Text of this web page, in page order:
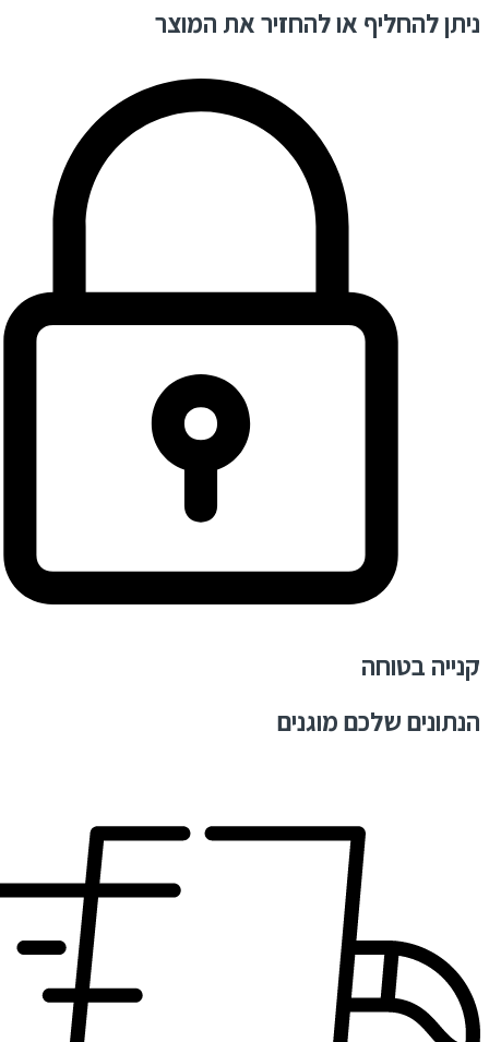
ניתן להחליף או להחזיר את המוצר
קנייה בטוחה
הנתונים שלכם מוגנים